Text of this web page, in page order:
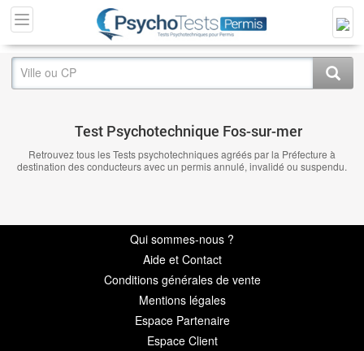
Test Psychotechnique Fos-sur-mer
Retrouvez tous les Tests psychotechniques agréés par la Préfecture à
destination des conducteurs avec un permis annulé, invalidé ou suspendu.
Qui sommes-nous ?
Aide et Contact
Conditions générales de vente
Mentions légales
Espace Partenaire
Espace Client